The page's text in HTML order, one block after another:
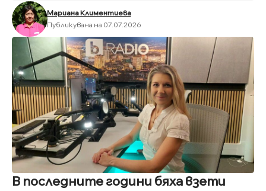
Мариана Климентиева
Публикувана на 07.07.2026
В последните години бяха взети